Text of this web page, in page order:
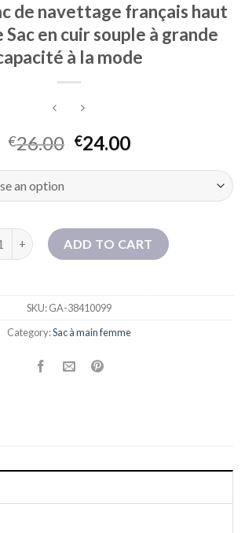
de navettage français haut
Sac en cuir souple à grande
à la mode
€26.00 €24.00
main transfrontalière transfrontalière Sac
ADD TO CART
SKU:GA-38410099
Category:Sac à main femme